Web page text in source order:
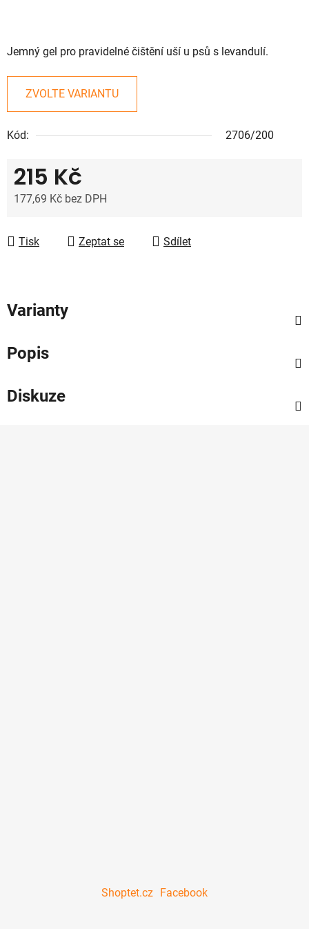
Jemný gel pro pravidelné čištění uší u psů s levandulí.
ZVOLTE VARIANTU
Kód: 2706/200
215 Kč
177,69 Kč bez DPH
Tisk
Zeptat se Sdílet
Varianty
Popis
Diskuze
Shoptet.cz Facebook